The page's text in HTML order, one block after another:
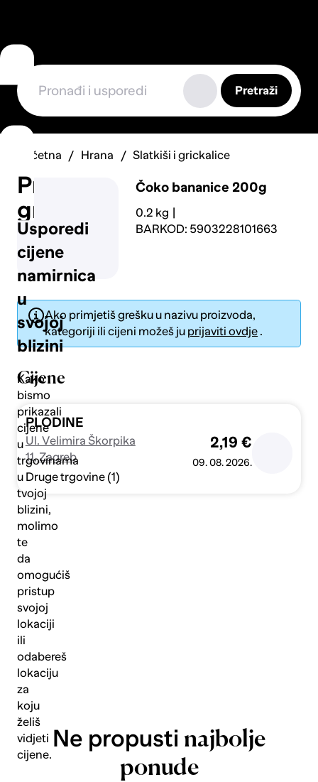
Usporedi
cijene
namirnica
u
svojoj
blizini
Kako
bismo
prikazali
cijene
u
trgovinama
u
tvojoj
blizini,
molimo
te
da
omogućiš
pristup
svojoj
lokaciji
ili
odabereš
lokaciju
za
koju
želiš
vidjeti
cijene.
Prijavi
grešku
Pošalji
Pretraži
Početna Hrana Slatkiši i grickalice
Čoko bananice 200g
0.2 kg
BARKOD: 5903228101663
Ako primjetiš grešku u nazivu proizvoda,
kategoriji ili cijeni možeš ju prijaviti ovdje .
Cijene
PLODINE
Ul. Velimira Škorpika
11, Zagreb
Druge trgovine (1)
2,19 €
09. 08. 2026.
Ne propusti najbolje
ponude